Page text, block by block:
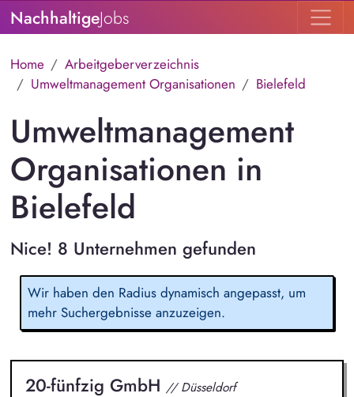
NachhaltigeJobs
Home
Arbeitgeberverzeichnis
Umweltmanagement Organisationen
Bielefeld
Umweltmanagement
Organisationen in
Bielefeld
Nice! 8 Unternehmen gefunden
Wir haben den Radius dynamisch angepasst, um
mehr Suchergebnisse anzuzeigen.
20-fünfzig GmbH // Düsseldorf